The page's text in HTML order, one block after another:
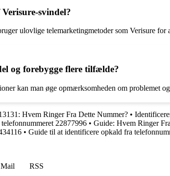
svindel?
ulovlige telemarketingmetoder som Verisure for
og forebygge flere tilfælde?
kan man øge opmærksomheden om problemet
Hvem Ringer Fra Dette Nummer? •
22877996 • Guide: Hvem Ringer
• Guide til at identificere opkald fra
Mail
RSS